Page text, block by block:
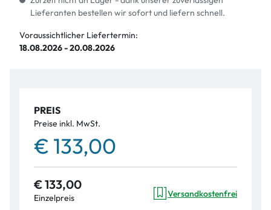
Lieferanten bestellen wir sofort und liefern schnell.
Voraussichtlicher Liefertermin:
18.08.2026 - 20.08.2026
PREIS
Preise inkl. MwSt.
€ 133,00
€ 133,00
Einzelpreis Versandkostenfrei